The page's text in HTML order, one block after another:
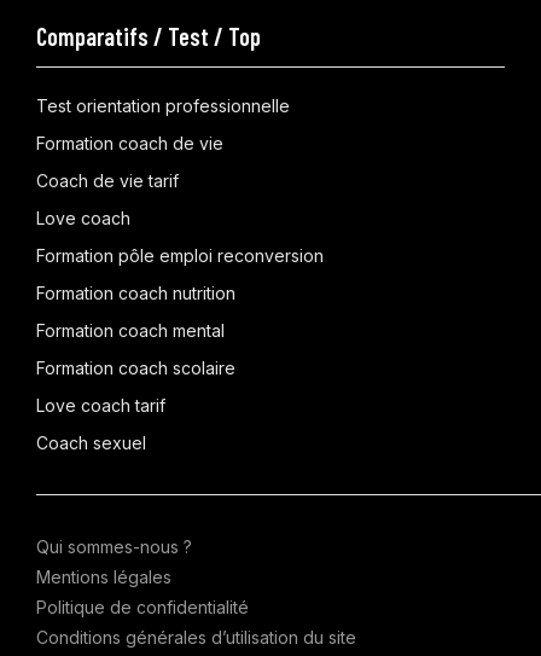
Comparatifs / Test / Top
Test orientation professionnelle
Formation coach de vie
Coach de vie tarif
Love coach
Formation pôle emploi reconversion
Formation coach nutrition
Formation coach mental
Formation coach scolaire
Love coach tarif
Coach sexuel
Qui sommes-nous ?
Mentions légales
Politique de confidentialité
Conditions générales d’utilisation du site